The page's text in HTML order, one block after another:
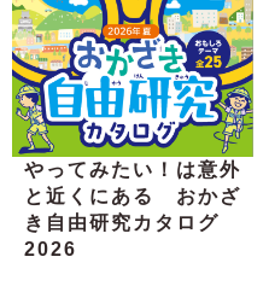
やってみたい！は意外
と近くにある おかざ
き自由研究カタログ
2026